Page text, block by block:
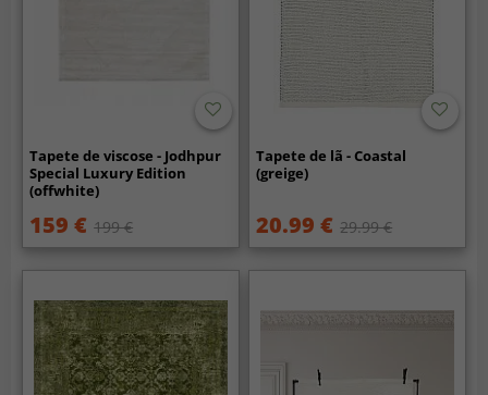
Tapete de viscose - Jodhpur
Special Luxury Edition
(offwhite)
159 € 199 €
Tapete de lã - Coastal
(greige)
20.99 € 29.99 €